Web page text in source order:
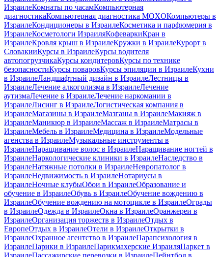
ИзраилеКомнаты по часамКомпьютерная
диагностикаКомпьютерная диагностика MOXOКомпьютеры в
ИзраилеКондиционеры в ИзраилеКосметика и парфюмерия в
ИзраилеКосметологи ИзраиляКофеваркиКран в
ИзраилеКровля крыш в ИзраилеКружки в ИзраилеКурорт в
СловакииКурсы в ИзраилеКурсы водителя
автопогрузчикаКурсы кондитеровКурсы по технике
безопасностиКурсы поваровКурсы эпиляции в ИзраилеКухни
в ИзраилеЛандшафтный дизайн в ИзраилеЛестницы в
ИзраилеЛечение алкоголизма в ИзраилеЛечение
аутизмаЛечение в ИзраилеЛечение наркомании в
ИзраилеЛисинг в ИзраилеЛогистическая компания в
ИзраилеМагазины в ИзраилеМазганы в ИзраилеМакияж в
ИзраилеМаникюр в ИзраилеМассаж в ИзраилеМатрасы в
ИзраилеМебель в ИзраилеМедицина в ИзраилеМодельные
агенства в ИзраилеМузыкальные инструменты в
ИзраилеНаращивание волос в ИзраилеНаращивание ногтей в
ИзраилеНаркологические клиники в ИзраилеНаследство в
ИзраилеНатяжные потолки в ИзраилеНевропатолог в
ИзраилеНедвижимость в ИзраилеНотариусы в
ИзраилеНочные клубыОбои в ИзраилеОбразование и
обучение в ИзраилеОбувь в ИзраилеОбучение вождению в
ИзраилеОбучение вождению на мотоцикле в ИзраилеОграды
в ИзраилеОдежда в ИзраилеОкна в ИзраилеОранжереи в
ИзраилеОрганизация торжеств в ИзраилеОтдых в
ЕвропеОтдых в ИзраилеОтели в ИзраилеОткрытки в
ИзраилеОхранное агентство в ИзраилеПарапсихология в
ИзраилеПарики в ИзраилеПарикмахерские ИзраиляПаркет в
ИзраилеПассажирские перевозки в ИзраилеПейнтбол в